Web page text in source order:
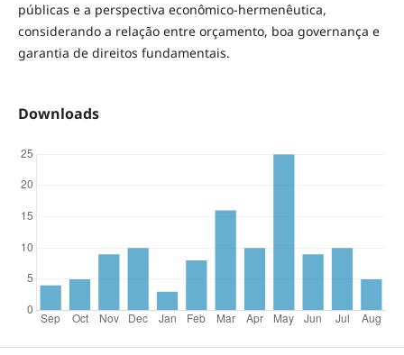
públicas e a perspectiva econômico-hermenêutica,
considerando a relação entre orçamento, boa governança e
garantia de direitos fundamentais.
Downloads